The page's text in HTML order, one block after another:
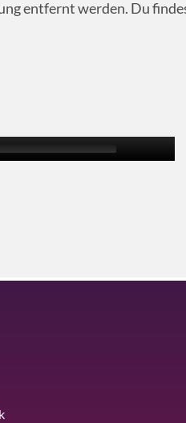
entfernt werden. Du